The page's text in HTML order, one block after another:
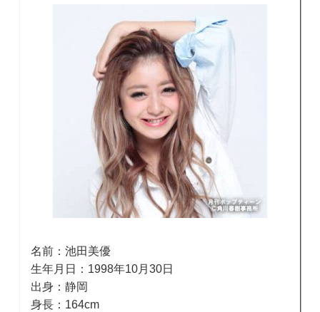
名前：池田美優
生年月日：1998年10月30日
出身：静岡
身長：164cm